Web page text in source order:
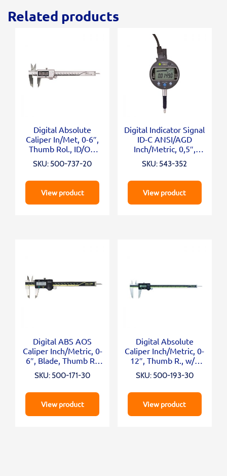
Related products
Digital Absolute
Caliper In/Met, 0-6″,
Thumb Rol., ID/OD
SKU: 500-737-20
View product
Digital Indicator Signal
ID-C ANSI/AGD
Inch/Metric, 0,5″,
SKU: 543-352
View product
Digital ABS AOS
Caliper Inch/Metric, 0-
6″, Blade, Thumb R.,
SKU: 500-171-30
View product
Digital Absolute
Caliper Inch/Metric, 0-
12″, Thumb R., w/o
SKU: 500-193-30
View product